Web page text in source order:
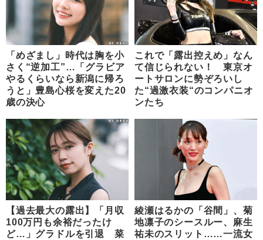
「めざまし」時代は胸を小
さく“逆加工”…「グラビア
やるくらいなら新潟に帰ろ
うと」豊島心桜を変えた20
歳の決心
これで「露出控えめ」なん
て信じられない！ 東京オ
ートサロンに勢ぞろいし
た“過激衣装“のコンパニオ
ンたち
【過去最大の露出】「月収
100万円も余裕だったけ
ど…」グラドルを引退 菜
綾瀬はるかの「谷間」、菊
地凛子のシースルー、麻生
祐未のスリット……一流女